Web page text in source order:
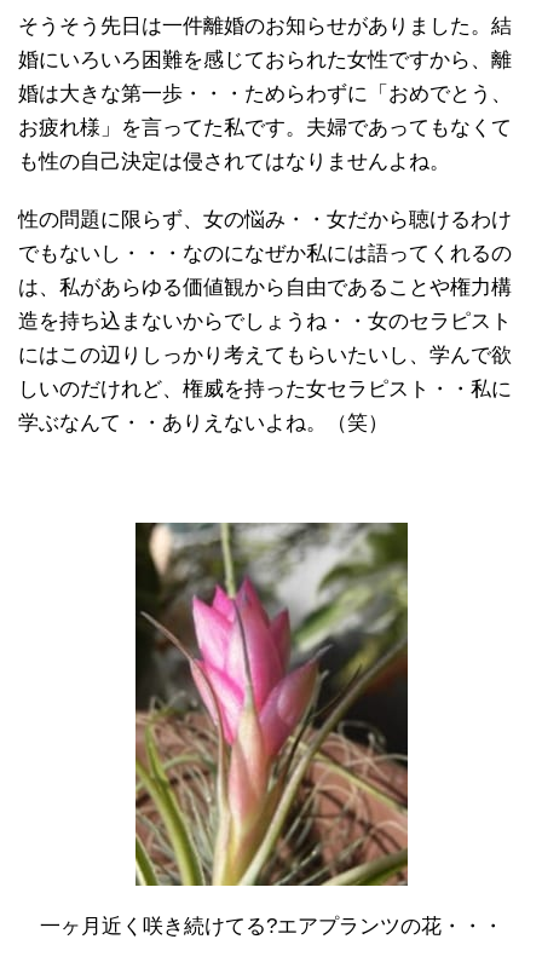
そうそう先日は一件離婚のお知らせがありました。結
婚にいろいろ困難を感じておられた女性ですから、離
婚は大きな第一歩・・・ためらわずに「おめでとう、
お疲れ様」を言ってた私です。夫婦であってもなくて
も性の自己決定は侵されてはなりませんよね。
性の問題に限らず、女の悩み・・女だから聴けるわけ
でもないし・・・なのになぜか私には語ってくれるの
は、私があらゆる価値観から自由であることや権力構
造を持ち込まないからでしょうね・・女のセラピスト
にはこの辺りしっかり考えてもらいたいし、学んで欲
しいのだけれど、権威を持った女セラピスト・・私に
学ぶなんて・・ありえないよね。（笑）
一ヶ月近く咲き続けてる?エアプランツの花・・・